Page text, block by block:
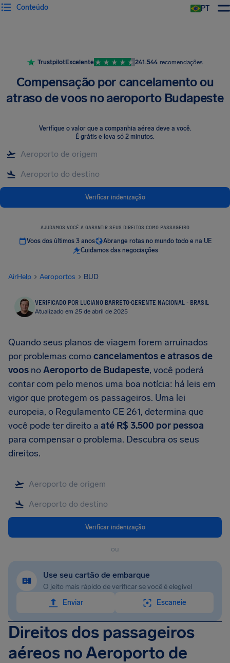
PT
Conteúdo
TrustpilotExcelente 241.544 recomendações
Compensação por cancelamento ou
atraso de voos no aeroporto Budapeste
Verifique o valor que a companhia aérea deve a você.
É grátis e leva só 2 minutos.
Verificar indenização
AJUDAMOS VOCÊ A GARANTIR SEUS DIREITOS COMO PASSAGEIRO
Voos dos últimos 3 anos
Abrange rotas no mundo todo e na UE
Cuidamos das negociações
AirHelp Aeroportos BUD
VERIFICADO POR LUCIANO BARRETO·GERENTE NACIONAL - BRASIL
Atualizado em 25 de abril de 2025
Quando seus planos de viagem forem arruinados
por problemas comocancelamentos e atrasos de
voos noAeroporto de Budapeste, você poderá
contar com pelo menos uma boa notícia: há leis em
vigor que protegem os passageiros. Uma lei
europeia, o Regulamento CE 261, determina que
você pode ter direito a até R$ 3.500 por pessoa
para compensar o problema. Descubra os seus
direitos.
Verificar indenização
ou
Use seu cartão de embarque
O jeito mais rápido de verificar se você é elegível
Enviar
Escaneie
Direitos dos passageiros
aéreos no Aeroporto de